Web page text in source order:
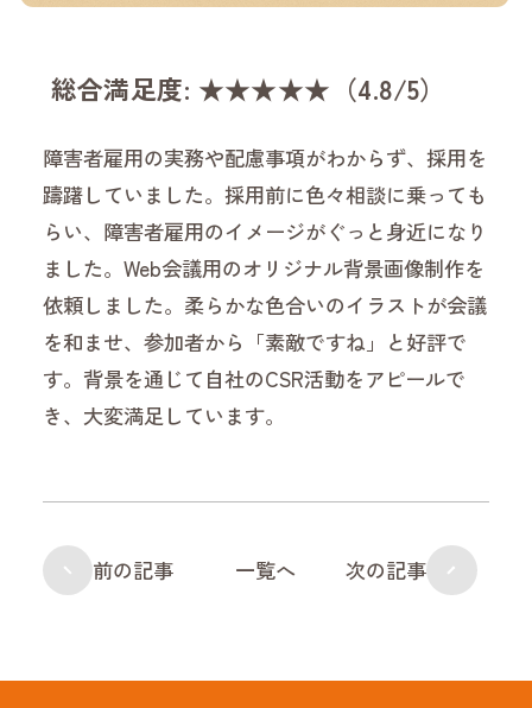
総合満足度: ★★★★★（4.8/5）
障害者雇用の実務や配慮事項がわからず、採用を
躊躇していました。採用前に色々相談に乗っても
らい、障害者雇用のイメージがぐっと身近になり
ました。Web会議用のオリジナル背景画像制作を
依頼しました。柔らかな色合いのイラストが会議
を和ませ、参加者から「素敵ですね」と好評で
す。背景を通じて自社のCSR活動をアピールで
き、大変満足しています。
前の記事 一覧へ 次の記事